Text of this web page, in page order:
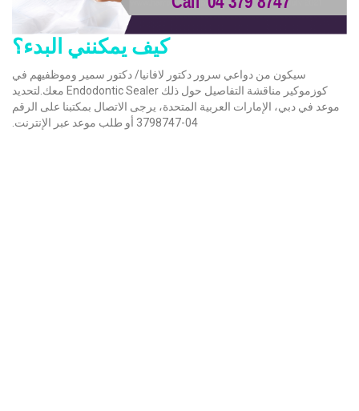
كيف يمكنني البدء؟
سيكون من دواعي سرور دكتور لافانيا/ دكتور سمير وموظفيهم في
كوزموكير مناقشة التفاصيل حول ذلك Endodontic Sealer معك.لتحديد
موعد في دبي، الإمارات العربية المتحدة، يرجى الاتصال بمكتبنا على الرقم
04-3798747 أو طلب موعد عبر الإنترنت.